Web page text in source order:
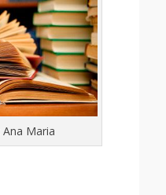
Ana Maria